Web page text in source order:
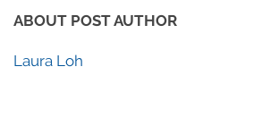
ABOUT POST AUTHOR
Laura Loh